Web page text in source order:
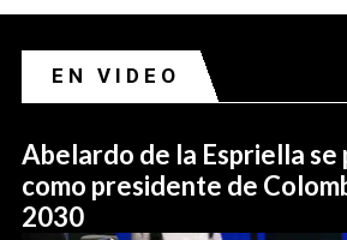
EN VIDEO
Abelardo de la Espriella se
como presidente de
2030